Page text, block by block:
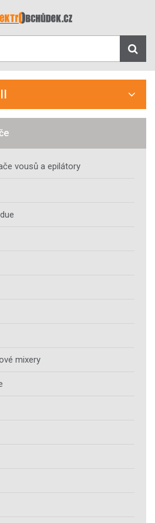
vousů a epilátory
mixery